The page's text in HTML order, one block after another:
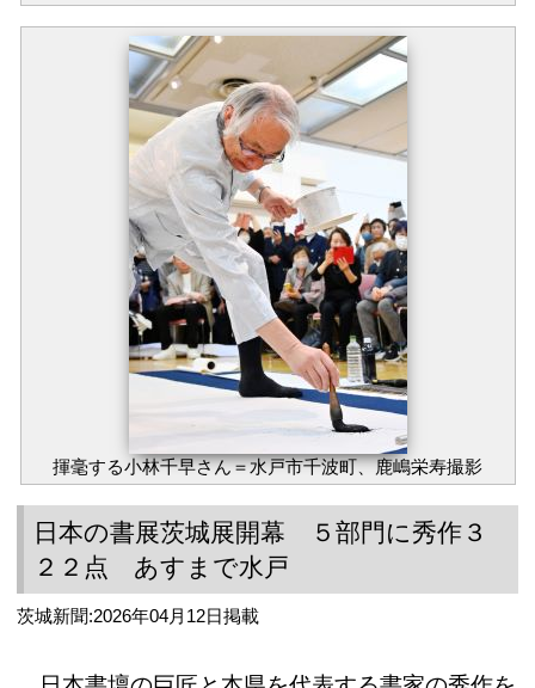
揮毫する小林千早さん＝水戸市千波町、鹿嶋栄寿撮影
日本の書展茨城展開幕 ５部門に秀作３
２２点 あすまで水戸
茨城新聞:2026年04月12日掲載